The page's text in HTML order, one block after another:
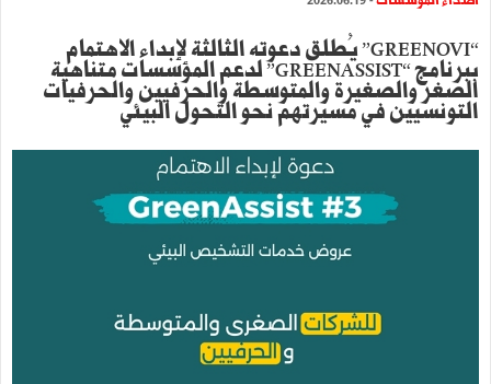
“GREENOVI” يُطلق دعوته الثالثة لإبداء الاهتمام
ببرنامج “GREENASSIST” لدعم المؤسسات متناهية
الصغر والصغيرة والمتوسطة والحرفيين والحرفيات
التونسيين في مسيرتهم نحو التحول البيئي